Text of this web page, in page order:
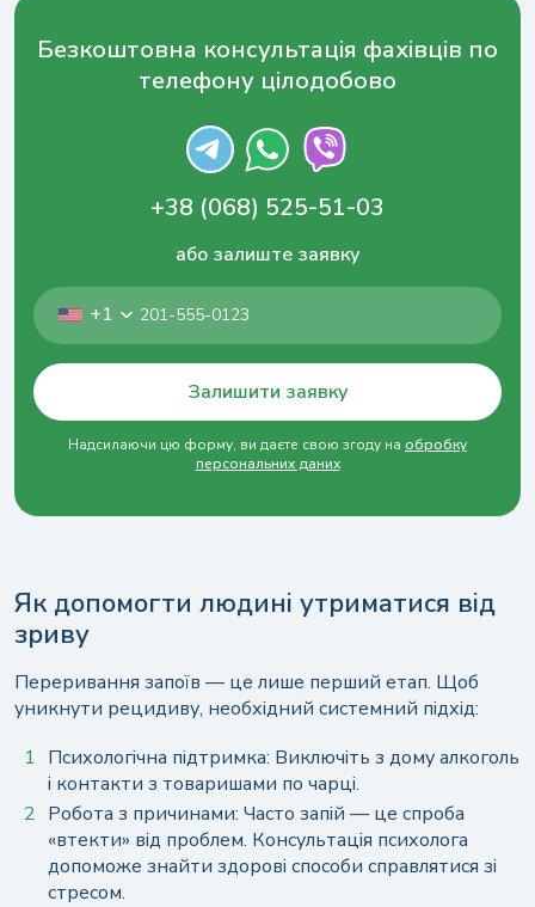
Безкоштовна консультація фахівців по
телефону цілодобово
+38 (068) 525-51-03
або залиште заявку
+1
Залишити заявку
Надсилаючи цю форму, ви даєте свою згоду на обробку
персональних даних
Як допомогти людині утриматися від
зриву
Переривання запоїв — це лише перший етап. Щоб
уникнути рецидиву, необхідний системний підхід:
Психологічна підтримка: Виключіть з дому алкоголь
і контакти з товаришами по чарці.
Робота з причинами: Часто запій — це спроба
«втекти» від проблем. Консультація психолога
допоможе знайти здорові способи справлятися зі
стресом.